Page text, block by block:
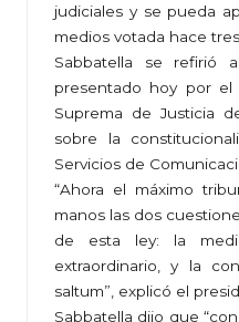
judiciales y se pueda
medios votada hace tres
Sabbatella se refirió
presentado hoy por el
Suprema de Justicia
sobre la
Servicios de
“Ahora el máximo
manos las dos
de esta ley: la
extraordinario, y la
saltum”, explicó el
Sabbatella dijo que